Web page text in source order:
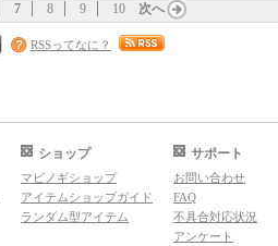
7 8 9 10 次へ
RSSってなに？
ショップ
マビノギショップ
アイテムショップガイド
ランダム型アイテム
サポート
お問い合わせ
FAQ
不具合対応状況
アンケート